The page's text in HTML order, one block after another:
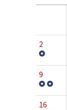
2
9
16